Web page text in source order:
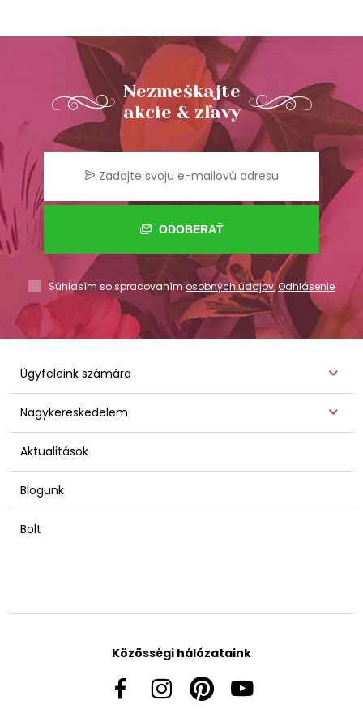
Nezmeškajte
akcie & zľavy
ODOBERAŤ
Súhlasím so spracovaním osobných údajov,Odhlásenie
Ügyfeleink számára
Nagykereskedelem
Aktualitások
Blogunk
Bolt
Közösségi hálózataink